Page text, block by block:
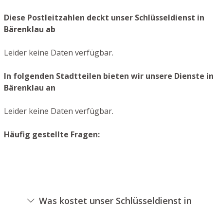
Diese Postleitzahlen deckt unser Schlüsseldienst in
Bärenklau ab
Leider keine Daten verfügbar.
In folgenden Stadtteilen bieten wir unsere Dienste in
Bärenklau an
Leider keine Daten verfügbar.
Häufig gestellte Fragen:
Was kostet unser Schlüsseldienst in